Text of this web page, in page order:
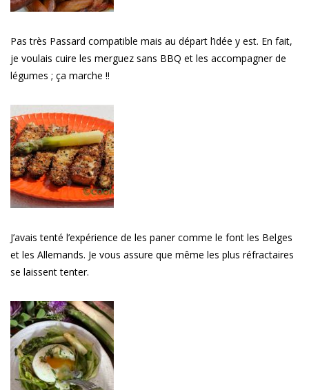
Pas très Passard compatible mais au départ l’idée y est. En fait,
je voulais cuire les merguez sans BBQ et les accompagner de
légumes ; ça marche !!
J’avais tenté l’expérience de les paner comme le font les Belges
et les Allemands. Je vous assure que même les plus réfractaires
se laissent tenter.